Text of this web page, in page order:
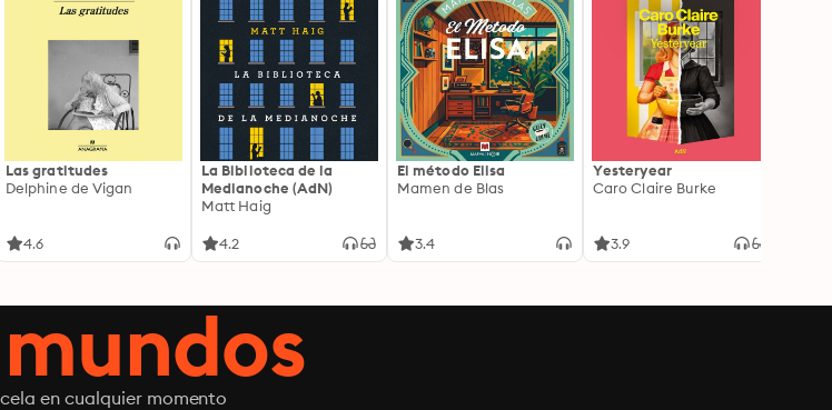
Las gratitudes
Delphine de Vigan
4.6
La Biblioteca de la
Medianoche (AdN)
Matt Haig
4.2
El método Elisa
Mamen de Blas
3.4
Yesteryear
Caro Claire Burke
3.9
en cualquier momento